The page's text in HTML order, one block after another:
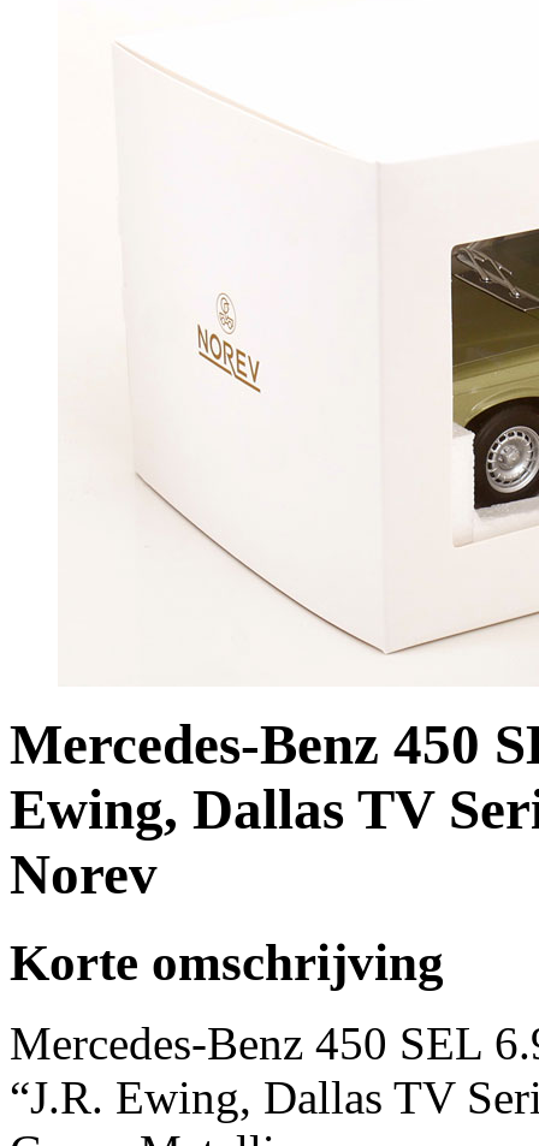
Mercedes-Benz 450
Ewing, Dallas TV
Norev
Korte omschrijving
Mercedes-Benz 450 SEL
“J.R. Ewing, Dallas TV